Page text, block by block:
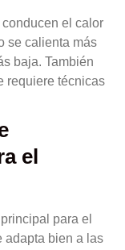
el calor
se calienta más
baja. También
requiere técnicas
el
para el
adapta bien a las